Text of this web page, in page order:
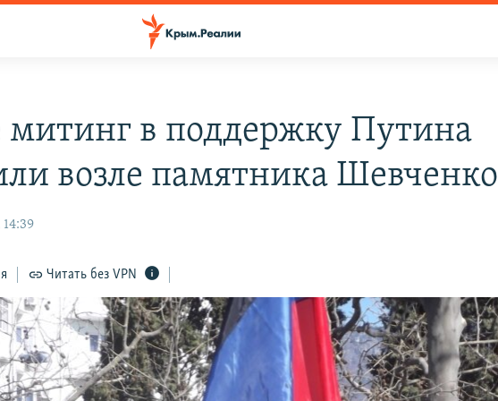
митинг в поддержку Путина
возле памятника Шевченко
14:39
Читать без VPN